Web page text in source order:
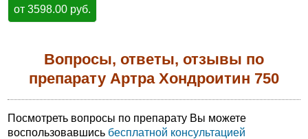
от 3598.00 руб.
Вопросы, ответы, отзывы по
препарату Артра Хондроитин 750
Посмотреть вопросы по препарату Вы можете
воспользовавшись бесплатной консультацией